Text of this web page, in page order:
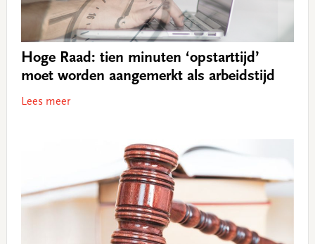
Hoge Raad: tien minuten ‘opstarttijd’
moet worden aangemerkt als arbeidstijd
Lees meer